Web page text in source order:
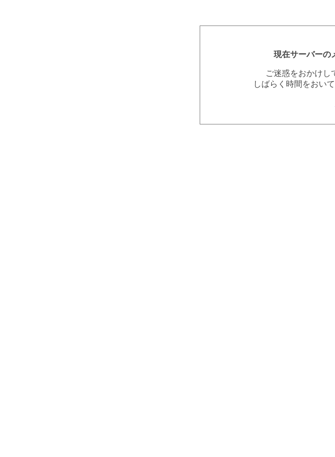
現在サーバーの
ご迷惑をおかけし
しばらく時間をおい